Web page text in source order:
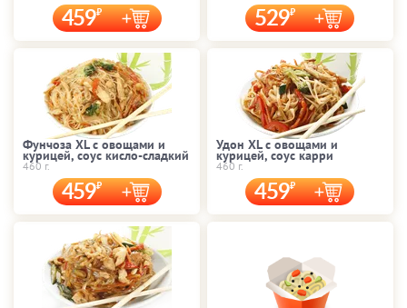
459 529
Фунчоза XL с овощами и
курицей, соус кисло-сладкий
460 г.
459
Удон XL с овощами и
курицей, соус карри
460 г.
459